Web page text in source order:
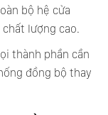
bộ hệ cửa
lượng cao.
thành phần cần
đồng bộ thay